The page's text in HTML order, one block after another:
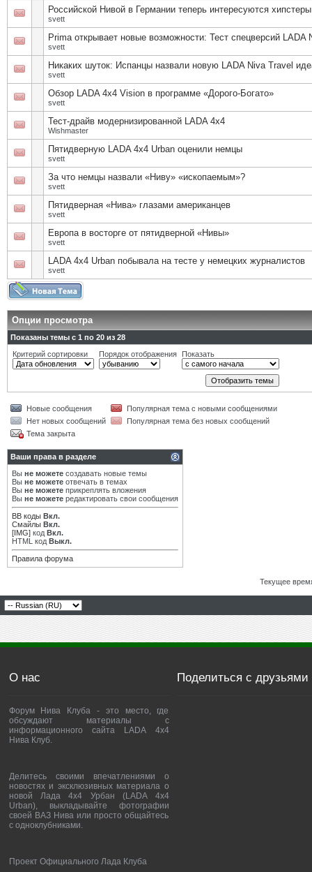
Российской Нивой в Германии теперь интересуются
svett
Prima открывает новые возможности: Тест спецверсий LADA
svett
Никаких шуток: Испанцы назвали новую LADA Niva Travel
svett
Обзор LADA 4x4 Vision в программе «Дорого-Богато»
svett
Тест-драйв модернизированной LADA 4x4
Wishmaster
Пятидверную LADA 4х4 Urban оценили немцы
svett
За что немцы назвали «Ниву» «ископаемым»?
svett
Пятидверная «Нива» глазами американцев
svett
Европа в восторге от пятидверной «Нивы»
svett
LADA 4x4 Urban побывала на тесте у немецких журналистов
svett
Опции просмотра
Показаны темы с 1 по 20 из 28
Критерий сортировки
Порядок отображения Показать
Новые сообщения
Популярная тема с новыми сообщениями
Нет новых сообщений
Популярная тема без новых сообщений
Тема закрыта
Ваши права в разделе
Вы не можете создавать новые темы
Вы не можете отвечать в темах
Вы не можете прикреплять вложения
Вы не можете редактировать свои сообщения
BB коды Вкл.
Смайлы Вкл.
[IMG] код Вкл.
HTML код Выкл.
Правила форума
Текущее
О нас
Форум Нива Клуба - это место, где
обсуждают материалы с
информационного сайта LADA 4x4
Нива Клуб.
Делитесь своими впечатлениями о
новостях и эксклюзивных материала о
новой Лада 4х4 Урбан (LADA 4x4
Urban), выкладывайте фотографии
своей ВАЗ Нива или просто общайтесь
с одноклубниками.
Проект Официального Лада Клуба
Поделиться с друзьями